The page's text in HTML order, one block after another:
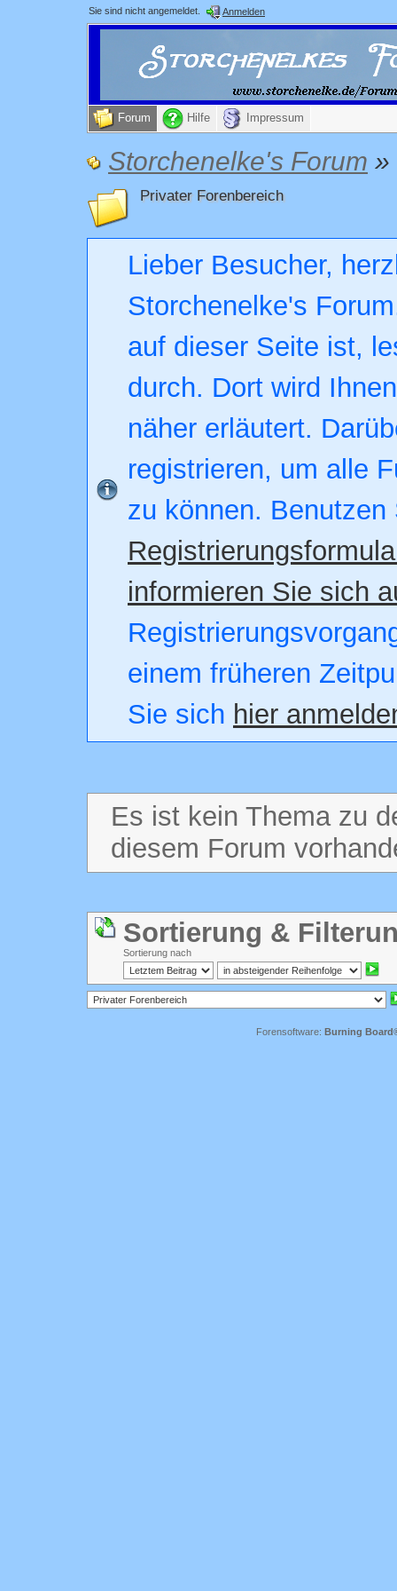
Sie sind nicht angemeldet. Anmelden
Forum Hilfe Impressum
Storchenelke's Forum »
Privater Forenbereich
Lieber Besucher,
Storchenelke's
auf dieser Seite ist,
durch. Dort wird
näher erläutert.
registrieren, um alle
zu können. Benutzen
informieren Sie sich
einem früheren
Sie sich hier
Es ist kein Thema zu
diesem Forum
Sortierung &
Sortierung nach
Forensoftware: Burning